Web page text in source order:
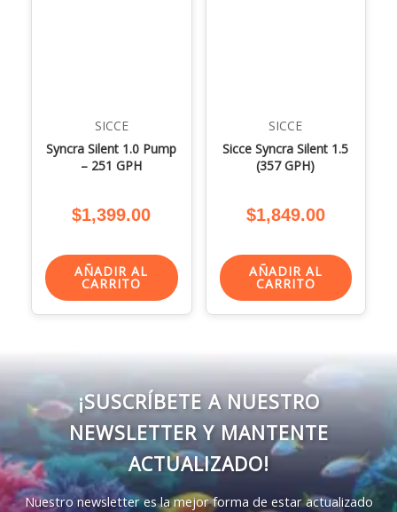
SICCE
Syncra Silent 1.0 Pump
– 251 GPH
$1,399.00
AÑADIR AL
CARRITO
SICCE
Sicce Syncra Silent 1.5
(357 GPH)
$1,849.00
AÑADIR AL
CARRITO
¡SUSCRÍBETE A NUESTRO
NEWSLETTER Y MANTENTE
ACTUALIZADO!
Nuestro newsletter es la mejor forma de estar actualizado